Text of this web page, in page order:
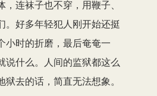
连袜子也不穿，用鞭子、
。好多年轻犯人刚开始还挺
小时的折磨，最后奄奄一
说什么。人间的监狱都这么
去的话，简直无法想象。